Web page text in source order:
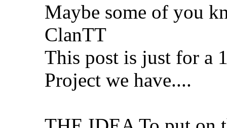
Maybe some of you
ClanTT
This post is just for a
Project we have....